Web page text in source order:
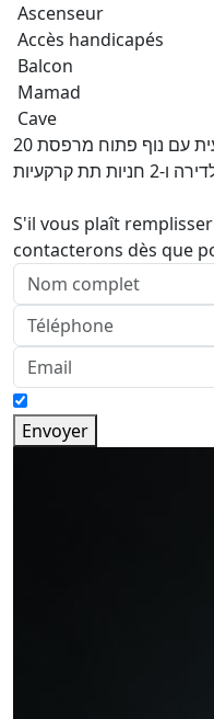
Ascenseur
Accès handicapés
Balcon
Mamad
Cave
דירה חדשה "מהניילונים" קומה רביעית עם נוף פתוח מרפסת 20
S'il vous plaît
contacterons dès que
Envoyer